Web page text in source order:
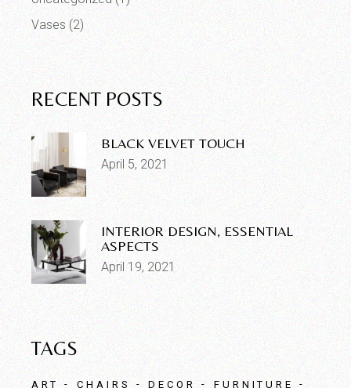
Vases(2)
RECENT POSTS
BLACK VELVET TOUCH
April 5, 2021
INTERIOR DESIGN, ESSENTIAL
ASPECTS
April 19, 2021
TAGS
ART CHAIRS DECOR FURNITURE